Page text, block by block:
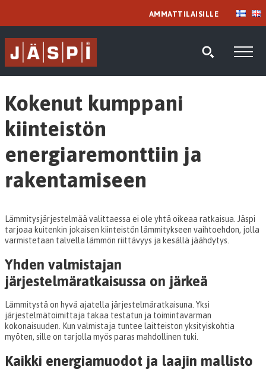
AMMATTILAISILLE
Kokenut kumppani
kiinteistön
energiaremonttiin ja
rakentamiseen
Lämmitysjärjestelmää valittaessa ei ole yhtä oikeaa ratkaisua. Jäspi
tarjoaa kuitenkin jokaisen kiinteistön lämmitykseen vaihtoehdon, jolla
varmistetaan talvella lämmön riittävyys ja kesällä jäähdytys.
Yhden valmistajan
järjestelmäratkaisussa on järkeä
Lämmitystä on hyvä ajatella järjestelmäratkaisuna. Yksi
järjestelmätoimittaja takaa testatun ja toimintavarman
kokonaisuuden. Kun valmistaja tuntee laitteiston yksityiskohtia
myöten, sille on tarjolla myös paras mahdollinen tuki.
Kaikki energiamuodot ja laajin mallisto